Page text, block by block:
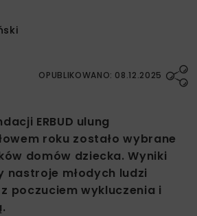
OPUBLIKOWANO: 08.12.2025
ERBUD ulung
roku zostało wybrane
domów dziecka. Wyniki
nastroje młodych ludzi
poczuciem wykluczenia i